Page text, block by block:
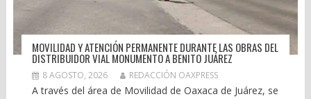
MOVILIDAD Y ATENCIÓN PERMANENTE DURANTE LAS OBRAS DEL
DISTRIBUIDOR VIAL MONUMENTO A BENITO JUÁREZ
8 AGOSTO, 2026 REDACCIÓN OAXPRESS
A través del área de Movilidad de Oaxaca de Juárez, se